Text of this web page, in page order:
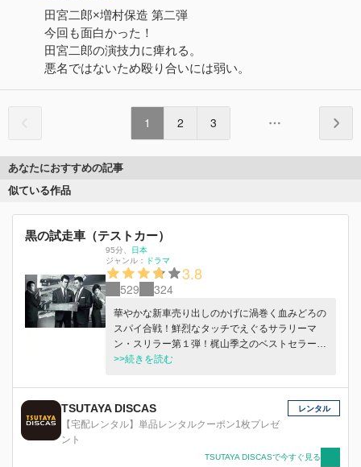
田宮二郎×増村保造 第二弾
今回も面白かった！
田宮二郎の演技力に痺れる。
悪名ではないため殴り合いには弱い。
1 2 3
あなたにおすすめの記事
似ている作品
黒の試走車（テストカー）
95分
日本
ジャンル：
ドラマ
3.8
529 324
華やかな新車売り出しのかげに渦巻く血みどろの
スパイ合戦！鮮烈なタッチでえぐるサラリーマ
ン・スリラー第１弾！梶山季之のベストセラー小
説を増村保造が映画化。
>>続きを読む
TSUTAYA DISCAS
【宅配レンタル】単品レンタルクーポン1枚プレゼ
ント
レンタル
TSUTAYA DISCASで今すぐ見る